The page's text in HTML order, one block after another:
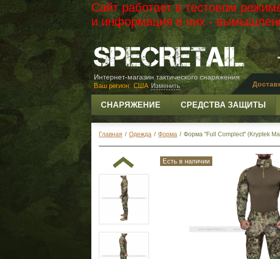
Сайт работает в тестовом
и информация в них -
Интернет-магазин тактического снаряжения
Изменить
Ваш регион: США
СНАРЯЖЕНИЕ СРЕДСТВА ЗАЩИТЫ
Главная / Одежда / Форма / Форма "Full Complect" (Kryptek
Есть в наличии